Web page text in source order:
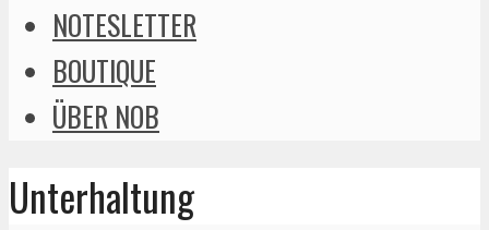
NOTESLETTER
BOUTIQUE
ÜBER NOB
Unterhaltung